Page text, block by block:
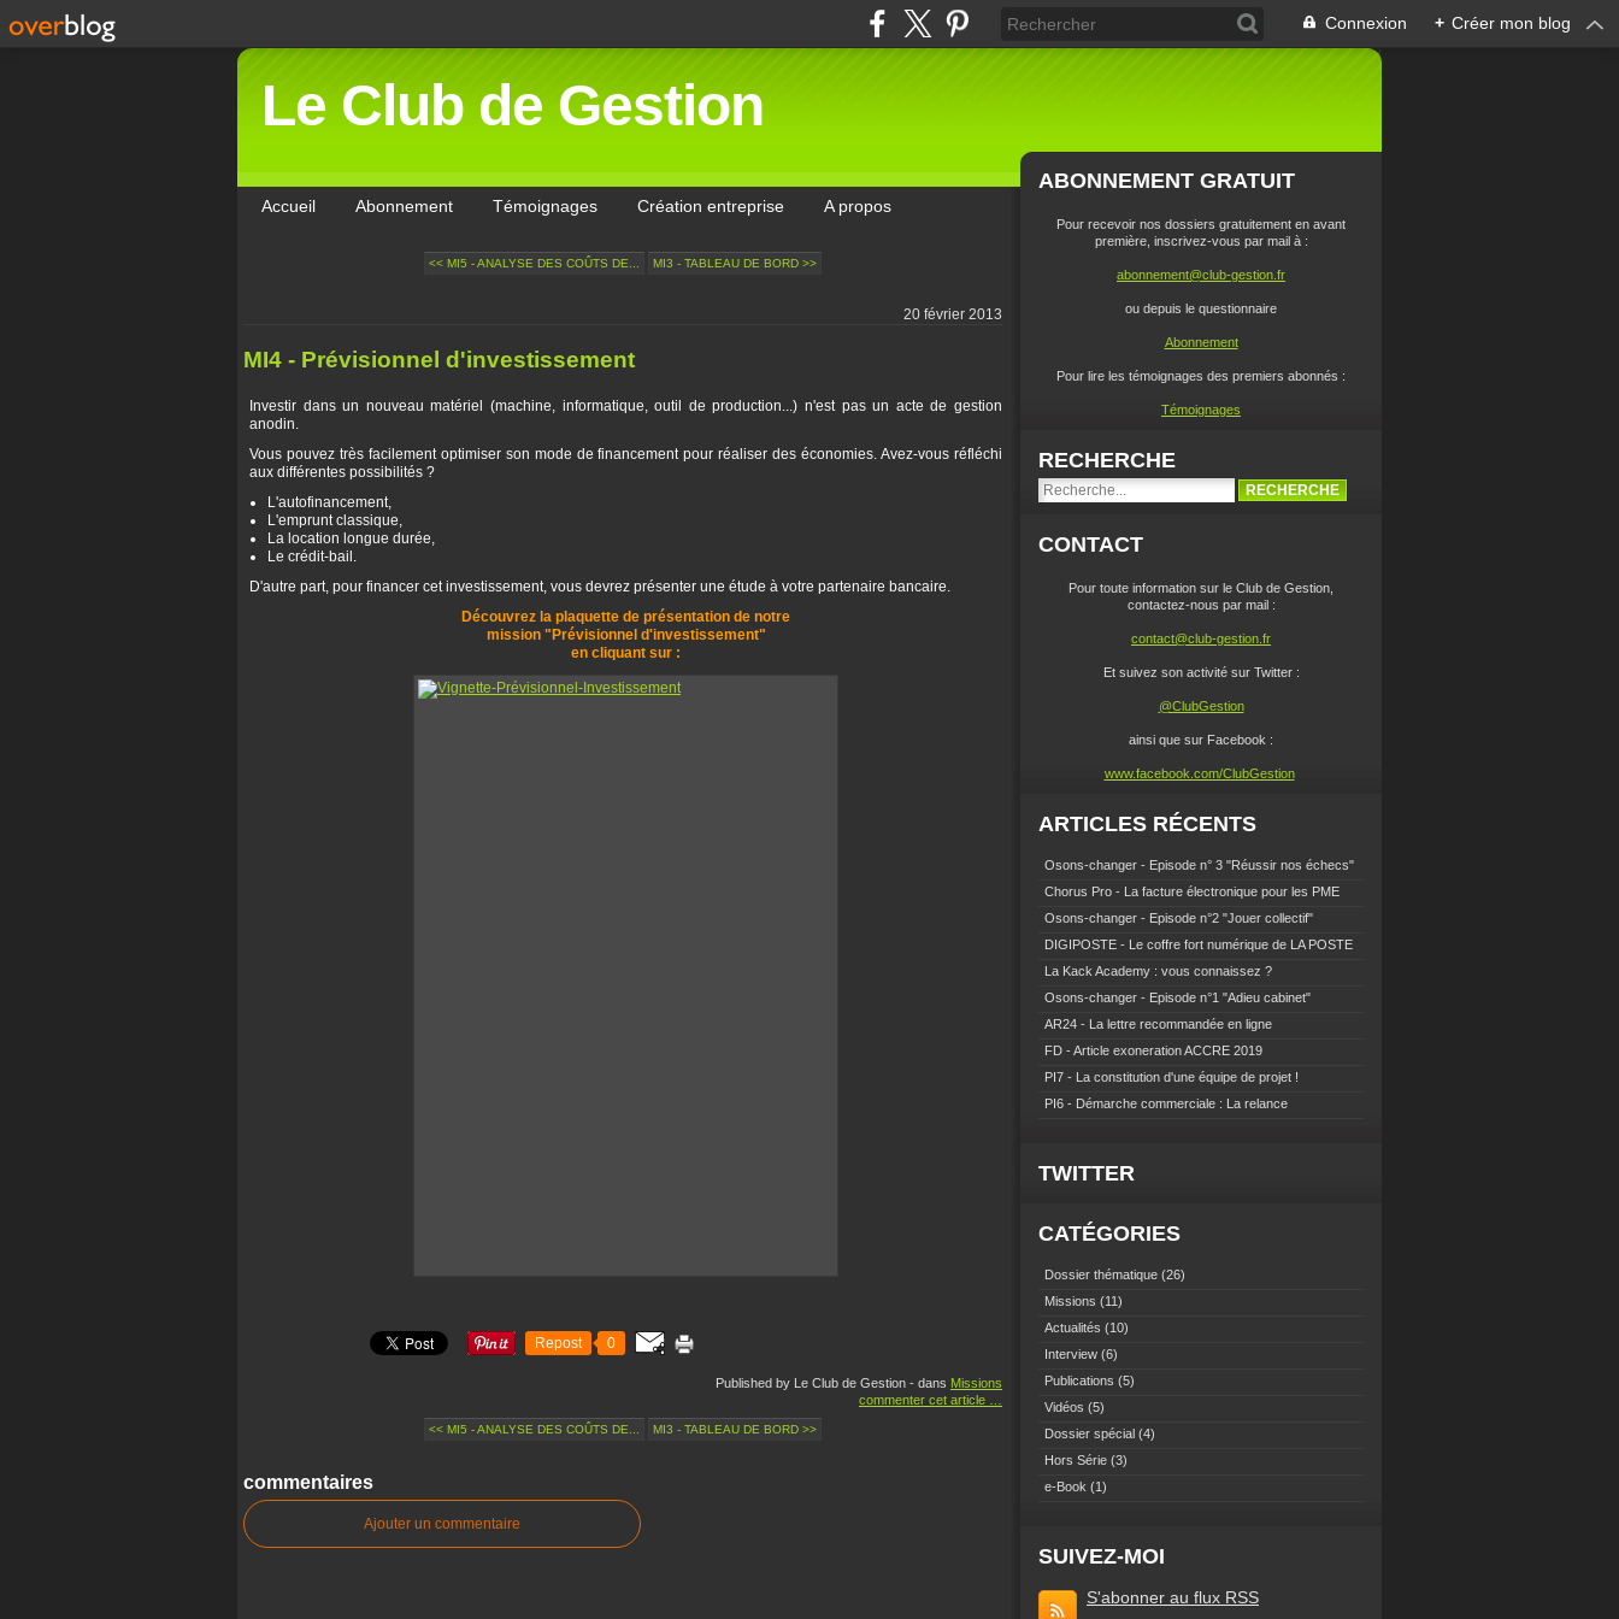
Connexion + Créer mon blog
Le Club de Gestion
Accueil Abonnement Témoignages Création entreprise A propos
<< MI5 - ANALYSE DES COÛTS DE... MI3 - TABLEAU DE BORD >>
20 février 2013
MI4 - Prévisionnel d'investissement
Investir dans un nouveau matériel (machine, informatique, outil de production...) n'est pas un acte de gestion
anodin.
Vous pouvez très facilement optimiser son mode de financement pour réaliser des économies. Avez-vous réfléchi
aux différentes possibilités ?
L'autofinancement,
L'emprunt classique,
La location longue durée,
Le crédit-bail.
D'autre part, pour financer cet investissement, vous devrez présenter une étude à votre partenaire bancaire.
Découvrez la plaquette de présentation de notre
mission "Prévisionnel d'investissement"
en cliquant sur :
Repost 0
Published by Le Club de Gestion - dans Missions
commenter cet article
<< MI5 - ANALYSE DES COÛTS DE... MI3 - TABLEAU DE BORD >>
commentaires
Ajouter un commentaire
ABONNEMENT GRATUIT
Pour recevoir nos dossiers gratuitement en avant
première, inscrivez-vous par mail à :
abonnement@club-gestion.fr
ou depuis le questionnaire
Abonnement
Pour lire les témoignages des premiers abonnés :
Témoignages
RECHERCHE
CONTACT
Pour toute information sur le Club de Gestion,
contactez-nous par mail :
contact@club-gestion.fr
Et suivez son activité sur Twitter :
@ClubGestion
ainsi que sur Facebook :
www.facebook.com/ClubGestion
ARTICLES RÉCENTS
Osons-changer - Episode n° 3 "Réussir nos échecs"
Chorus Pro - La facture électronique pour les PME
Osons-changer - Episode n°2 "Jouer collectif"
DIGIPOSTE - Le coffre fort numérique de LA POSTE
La Kack Academy : vous connaissez ?
Osons-changer - Episode n°1 "Adieu cabinet"
AR24 - La lettre recommandée en ligne
FD - Article exoneration ACCRE 2019
PI7 - La constitution d'une équipe de projet !
PI6 - Démarche commerciale : La relance
TWITTER
CATÉGORIES
Dossier thématique (26)
Missions (11)
Actualités (10)
Interview (6)
Publications (5)
Vidéos (5)
Dossier spécial (4)
Hors Série (3)
e-Book (1)
SUIVEZ-MOI
S'abonner au flux RSS